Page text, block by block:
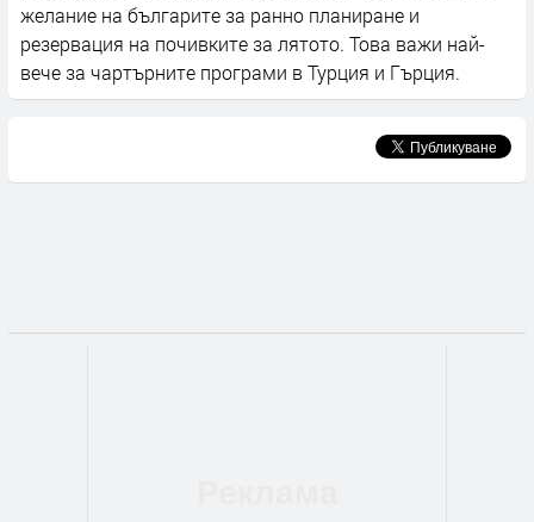
желание на българите за ранно планиране и
резервация на почивките за лятото. Това важи най-
вече за чартърните програми в Турция и Гърция.